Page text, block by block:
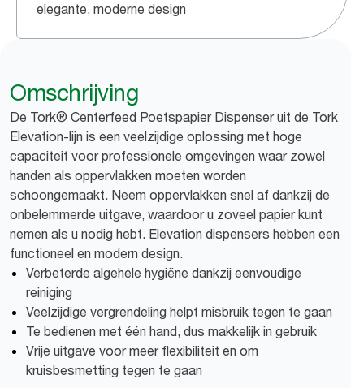
elegante, moderne design
Omschrijving
De Tork® Centerfeed Poetspapier Dispenser uit de Tork
Elevation-lijn is een veelzijdige oplossing met hoge
capaciteit voor professionele omgevingen waar zowel
handen als oppervlakken moeten worden
schoongemaakt. Neem oppervlakken snel af dankzij de
onbelemmerde uitgave, waardoor u zoveel papier kunt
nemen als u nodig hebt. Elevation dispensers hebben een
functioneel en modern design.
Verbeterde algehele hygiëne dankzij eenvoudige
reiniging
Veelzijdige vergrendeling helpt misbruik tegen te gaan
Te bedienen met één hand, dus makkelijk in gebruik
Vrije uitgave voor meer flexibiliteit en om
kruisbesmetting tegen te gaan